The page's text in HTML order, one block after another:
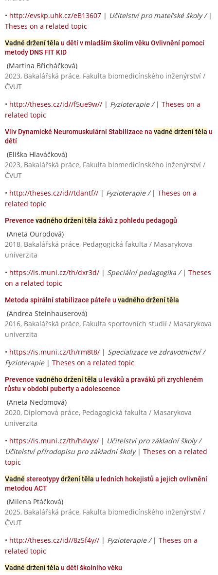
• http://evskp.uhk.cz/eB13607 | Učitelství pro mateřské školy / |
Theses on a related topic
Vadné držení těla u dětí v mladším školím věku Ovlivnění pomocí
metody DNS FIT KID
(Martina Břicháčková)
2023, Bakalářská práce, Fakulta biomedicínského inženýrství /
ČVUT
• http://theses.cz/id//f5ue9w// | Fyzioterapie / | Theses on a
related topic
Vliv Dynamické Neuromuskulární Stabilizace na vadné držení těla u
dětí
(Eliška Hlaváčková)
2023, Bakalářská práce, Fakulta biomedicínského inženýrství /
ČVUT
• http://theses.cz/id//tdantf// | Fyzioterapie / | Theses on a
related topic
Prevence vadného držení těla žáků z pohledu pedagogů
(Aneta Ourodová)
2018, Bakalářská práce, Pedagogická fakulta / Masarykova
univerzita
• https://is.muni.cz/th/dxr3d/ | Speciální pedagogika / | Theses
on a related topic
Metoda spirální stabilizace páteře u vadného držení těla
(Andrea Steinhauserová)
2016, Bakalářská práce, Fakulta sportovních studií / Masarykova
univerzita
• https://is.muni.cz/th/rm8t8/ | Specializace ve zdravotnictví /
Fyzioterapie| Theses on a related topic
Prevence vadného držení těla u leváků a praváků při zrychleném
růstu v období puberty a adolescence
(Aneta Nedomová)
2020, Diplomová práce, Pedagogická fakulta / Masarykova
univerzita
• https://is.muni.cz/th/h4vyx/ | Učitelství pro základní školy /
Učitelství přírodopisu pro základní školy| Theses on a related
topic
Vadné stereotypydržení těla u ledních hokejistů a jejich ovlivnění
metodou ACT
(Milena Ptáčková)
2025, Bakalářská práce, Fakulta biomedicínského inženýrství /
ČVUT
• http://theses.cz/id//8z5f4y// | Fyzioterapie / | Theses on a
related topic
Vadné držení těla u dětí školního věku